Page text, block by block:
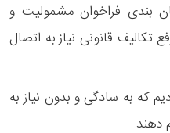
بندی فراخوان مشمولیت و
تکالیف قانونی نیاز به اتصال
که به سادگی و بدون نیاز به
دهند.